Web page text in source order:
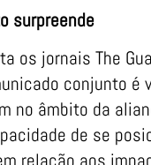
surpreende
os jornais The
conjunto é
no âmbito da
de se